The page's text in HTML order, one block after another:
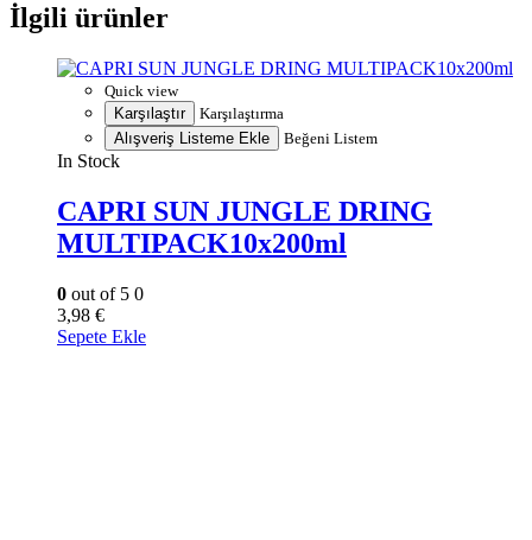
İlgili ürünler
Quick view
Karşılaştır
Karşılaştırma
Alışveriş Listeme Ekle
Beğeni Listem
In Stock
CAPRI SUN JUNGLE DRING
MULTIPACK10x200ml
0 out of 5 0
3,98 €
Sepete Ekle